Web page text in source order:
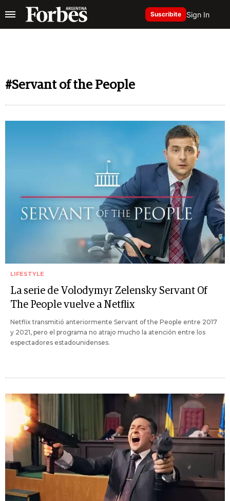
Suscribite Sign In
#Servant of the People
LIFESTYLE
La serie de Volodymyr Zelensky Servant Of
The People vuelve a Netflix
Netflix transmitió anteriormente Servant of the People entre 2017
y 2021, pero el programa no atrajo mucho la atención entre los
espectadores estadounidenses.